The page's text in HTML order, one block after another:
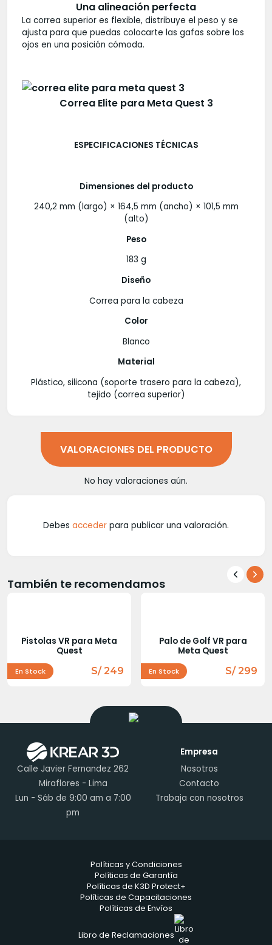
Una alineación perfecta
La correa superior es flexible, distribuye el peso y se
ajusta para que puedas colocarte las gafas sobre los
ojos en una posición cómoda.
Correa Elite para Meta Quest 3
ESPECIFICACIONES TÉCNICAS
Dimensiones del producto
240,2 mm (largo) × 164,5 mm (ancho) × 101,5 mm
(alto)
Peso
183 g
Diseño
Correa para la cabeza
Color
Blanco
Material
Plástico, silicona (soporte trasero para la cabeza),
tejido (correa superior)
VALORACIONES DEL PRODUCTO
No hay valoraciones aún.
Debes acceder para publicar una valoración.
También te recomendamos
Pistolas VR para Meta
Quest
En Stock S/ 249
Palo de Golf VR para
Meta Quest
En Stock S/ 299
Calle Javier Fernandez 262
Miraflores - Lima
Lun - Sáb de 9:00 am a 7:00
pm
Empresa
Nosotros
Contacto
Trabaja con nosotros
Políticas y Condiciones
Políticas de Garantía
Políticas de K3D Protect+
Políticas de Capacitaciones
Políticas de Envíos
Libro de Reclamaciones